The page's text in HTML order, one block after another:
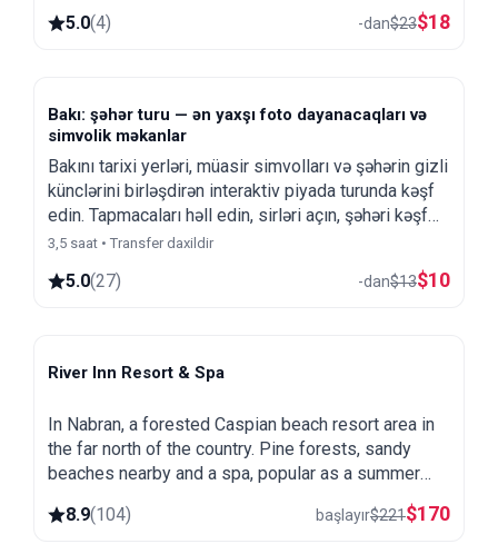
5.0(4) -dan$23$18
Bakı: şəhər turu — ən yaxşı foto dayanacaqları və
simvolik məkanlar
Bakını tarixi yerləri, müasir simvolları və şəhərin gizli
künclərini birləşdirən interaktiv piyada turunda kəşf
edin. Tapmacaları həll edin, sirləri açın, şəhəri kəşf
edin!
3,5 saat • Transfer daxildir
5.0(27) -dan$13$10
Nabran
River Inn Resort & Spa
In Nabran, a forested Caspian beach resort area in
the far north of the country. Pine forests, sandy
beaches nearby and a spa, popular as a summer
8.9(104) başlayır$221$170